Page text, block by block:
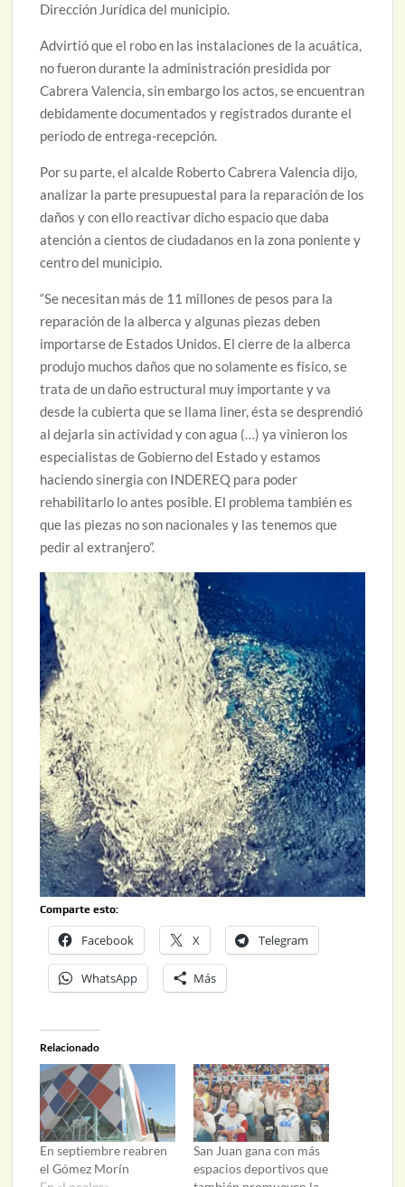
Dirección Jurídica del municipio.
Advirtió que el robo en las instalaciones de la acuática,
no fueron durante la administración presidida por
Cabrera Valencia, sin embargo los actos, se encuentran
debidamente documentados y registrados durante el
periodo de entrega-recepción.
Por su parte, el alcalde Roberto Cabrera Valencia dijo,
analizar la parte presupuestal para la reparación de los
daños y con ello reactivar dicho espacio que daba
atención a cientos de ciudadanos en la zona poniente y
centro del municipio.
“Se necesitan más de 11 millones de pesos para la
reparación de la alberca y algunas piezas deben
importarse de Estados Unidos. El cierre de la alberca
produjo muchos daños que no solamente es físico, se
trata de un daño estructural muy importante y va
desde la cubierta que se llama liner, ésta se desprendió
al dejarla sin actividad y con agua (…) ya vinieron los
especialistas de Gobierno del Estado y estamos
haciendo sinergia con INDEREQ para poder
rehabilitarlo lo antes posible. El problema también es
que las piezas no son nacionales y las tenemos que
pedir al extranjero”.
Comparte esto:
Facebook X Telegram
WhatsApp Más
Relacionado
En septiembre reabren
el Gómez Morín
San Juan gana con más
espacios deportivos que